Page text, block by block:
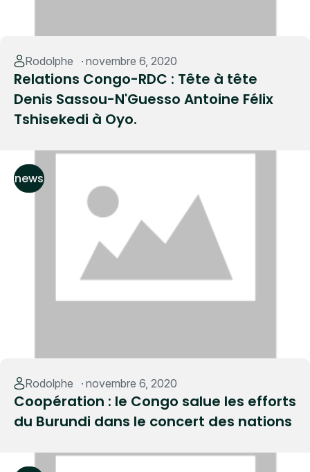
Rodolphe novembre 6, 2020
Relations Congo-RDC : Tête à tête
Denis Sassou-N'Guesso Antoine Félix
Tshisekedi à Oyo.
news
Rodolphe novembre 6, 2020
Coopération : le Congo salue les efforts
du Burundi dans le concert des nations